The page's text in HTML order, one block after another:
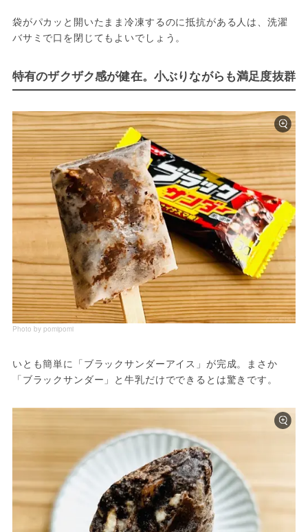
袋がパカッと開いたまま冷凍するのに抵抗がある人は、洗濯
バサミで口を閉じてもよいでしょう。
特有のザクザク感が健在。小ぶりながらも満足度抜群
Photo by pomipomi
いとも簡単に「ブラックサンダーアイス」が完成。まさか
「ブラックサンダー」と牛乳だけでできるとは驚きです。